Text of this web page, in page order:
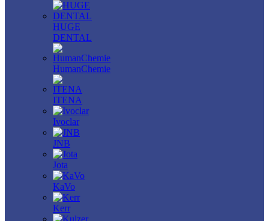
HUGE
DENTAL
HumanChemie
ITENA
Ivoclar
JNB
Jota
KaVo
Kerr